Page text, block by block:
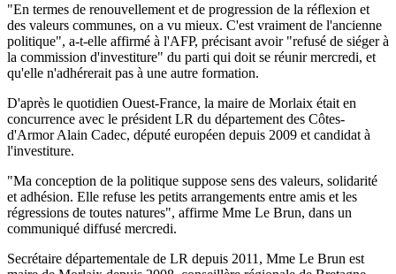
"En termes de renouvellement et de progression de la réflexion et
des valeurs communes, on a vu mieux. C'est vraiment de l'ancienne
politique", a-t-elle affirmé à l'AFP, précisant avoir "refusé de siéger à
la commission d'investiture" du parti qui doit se réunir mercredi, et
qu'elle n'adhérerait pas à une autre formation.
D'après le quotidien Ouest-France, la maire de Morlaix était en
concurrence avec le président LR du département des Côtes-
d'Armor Alain Cadec, député européen depuis 2009 et candidat à
l'investiture.
"Ma conception de la politique suppose sens des valeurs, solidarité
et adhésion. Elle refuse les petits arrangements entre amis et les
régressions de toutes natures", affirme Mme Le Brun, dans un
communiqué diffusé mercredi.
Secrétaire départementale de LR depuis 2011, Mme Le Brun est